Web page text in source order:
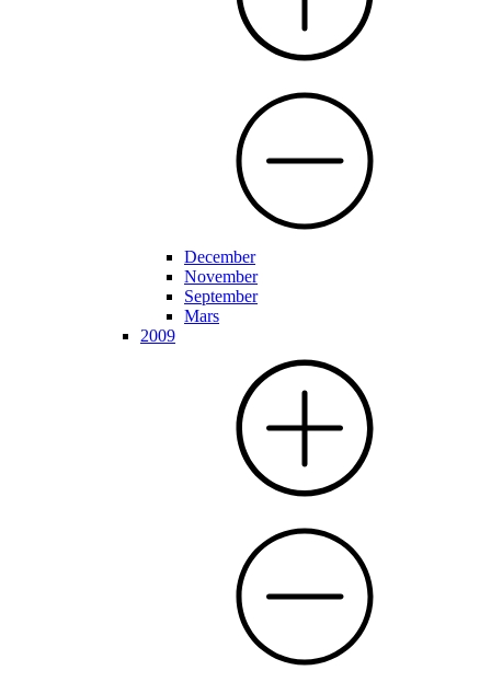
December
November
September
Mars
2009